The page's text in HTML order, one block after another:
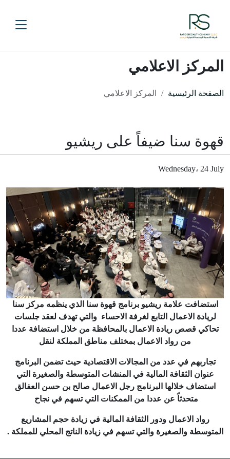
المركز الاعلامي
الصفحة الرئيسية المركز الاعلامي
قهوة سنا ضيفاً على ريشيو
Wednesday، 24 July
استضافت علامة ريشيو برنامج قهوة سنا الذي ينظمه مركز سنا
لريادة الاعمال التابع لغرفة الاحساء والتي تهدف لعقد جلسات
تحاكي قصص ريادة الاعمال بالمحافظة من خلال استضافة عددا
من رواد الاعمال بمختلف مناطق المملكة لنقل
تجاربهم في عدد من المجالات الاقتصادية حيث تضمن البرنامج
عنوان الثقافة المالية في المنشات المتوسطة والصغيرة التي
استضاف خلالها البرنامج رجل الاعمال صالح بن حسن العفالق
متحدثاً عن عددا من الممكنات التي تسهم في نجاح
رواد الاعمال ودور الثقافة المالية في زيادة حجم المشاريع
المتوسطة والصغيرة والتي تسهم في زيادة الناتج المحلي للمملكة .